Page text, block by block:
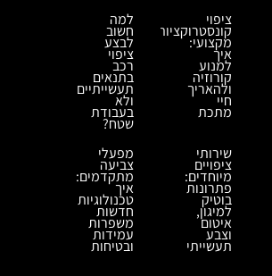
ציפוי
קונסטרוקציות
מקצועי:
איך
למנוע
קורוזיה
ולהאריך
חיי
מתכת
למה
חשוב
לבצע
ציפוי
רכב
בתנאים
תעשייתיים
ולא
בעבודת
שטח?
שירותי
ציפויים
מיוחדים:
פתרונות
בוטיק
למיגון,
איטום
וצבע
תעשייתי
מפעלי
צביעה
מתקדמים:
איך
טכנולוגיות
חדשות
משפרות
עמידות
ובטיחות